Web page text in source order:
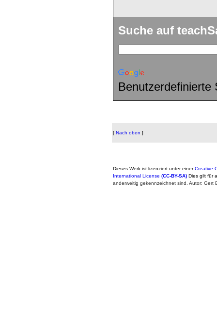
Suche auf
Benutzerdefinierte
[ Nach oben ]
Dieses Werk ist lizenziert unter einerCreative
International License (CC-BY-SA) Dies gilt für
anderweitig gekennzeichnet sind. Autor: Gert